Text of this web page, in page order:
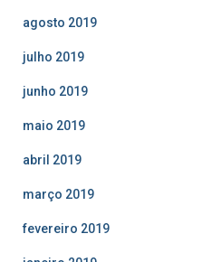
agosto 2019
julho 2019
junho 2019
maio 2019
abril 2019
março 2019
fevereiro 2019